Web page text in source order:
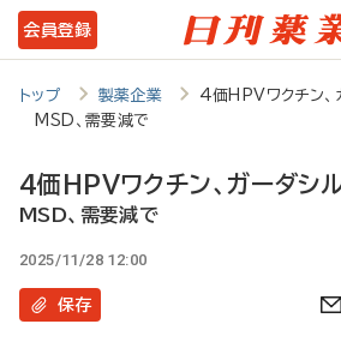
メ
イ
テ
ツ
に
会員登録
トップ 製薬企業
4価HPVワクチン
MSD、需要減で
4価HPVワクチン、ガーダシ
MSD、需要減で
2025/11/28 12:00
保存